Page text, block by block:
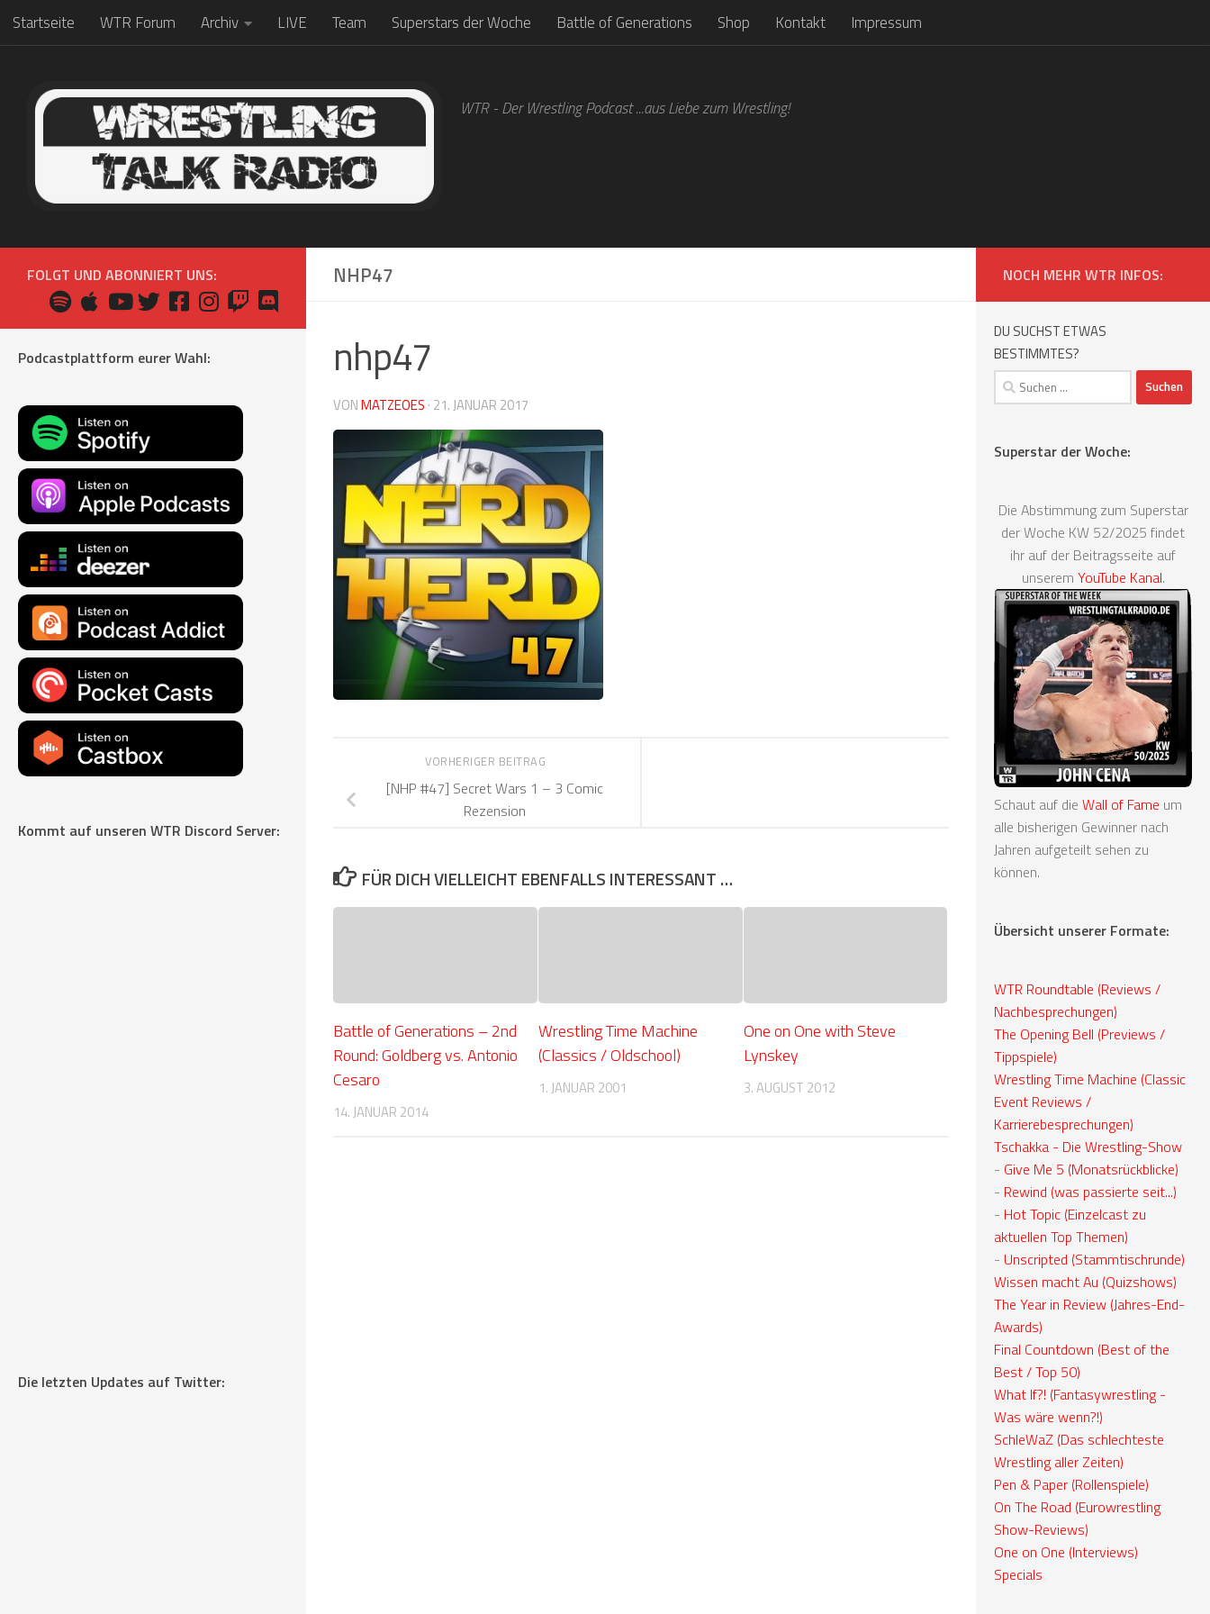
Zum Inhalt springen
Startseite WTR Forum Archiv LIVE Team Superstars der Woche Battle of Generations Shop Kontakt Impressum
WTR - Der Wrestling Podcast ...aus Liebe zum Wrestling!
NHP47
nhp47
VONMATZEOES · 21. JANUAR 2017
VORHERIGER BEITRAG
[NHP #47] Secret Wars 1 – 3 Comic
Rezension
FÜR DICH VIELLEICHT EBENFALLS INTERESSANT …
Battle of Generations – 2nd
Round: Goldberg vs. Antonio
Cesaro
14. JANUAR 2014
Wrestling Time Machine
(Classics / Oldschool)
1. JANUAR 2001
One on One with Steve
Lynskey
3. AUGUST 2012
FOLGT UND ABONNIERT UNS:
Podcastplattform eurer Wahl:
Kommt auf unseren WTR Discord Server:
Die letzten Updates auf Twitter:
NOCH MEHR WTR INFOS:
DU SUCHST ETWAS
BESTIMMTES?
Suchen
nach:
Superstar der Woche:
Die Abstimmung zum Superstar
der Woche KW 52/2025 findet
ihr auf der Beitragsseite auf
unserem YouTube Kanal.
Schaut auf die Wall of Fame um
alle bisherigen Gewinner nach
Jahren aufgeteilt sehen zu
können.
Übersicht unserer Formate:
WTR Roundtable (Reviews /
Nachbesprechungen)
The Opening Bell (Previews /
Tippspiele)
Wrestling Time Machine (Classic
Event Reviews /
Karrierebesprechungen)
Tschakka - Die Wrestling-Show
- Give Me 5 (Monatsrückblicke)
- Rewind (was passierte seit...)
- Hot Topic (Einzelcast zu
aktuellen Top Themen)
- Unscripted (Stammtischrunde)
Wissen macht Au (Quizshows)
The Year in Review (Jahres-End-
Awards)
Final Countdown (Best of the
Best / Top 50)
What If?! (Fantasywrestling -
Was wäre wenn?!)
SchleWaZ (Das schlechteste
Wrestling aller Zeiten)
Pen & Paper (Rollenspiele)
On The Road (Eurowrestling
Show-Reviews)
One on One (Interviews)
Specials